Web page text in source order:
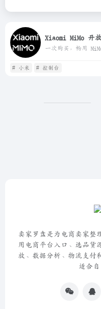
Xiaomi MiMo 开
# 小米 # 控制台
卖家罗盘是为电商卖家整
用电商平台入口、选品货
放、数据分析、物流支付
适合自